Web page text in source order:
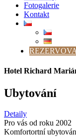
Fotogalerie
Kontakt
Hotel Richard
Ubytování
Detaily
Pro vás od roku 2002
Komfortortní